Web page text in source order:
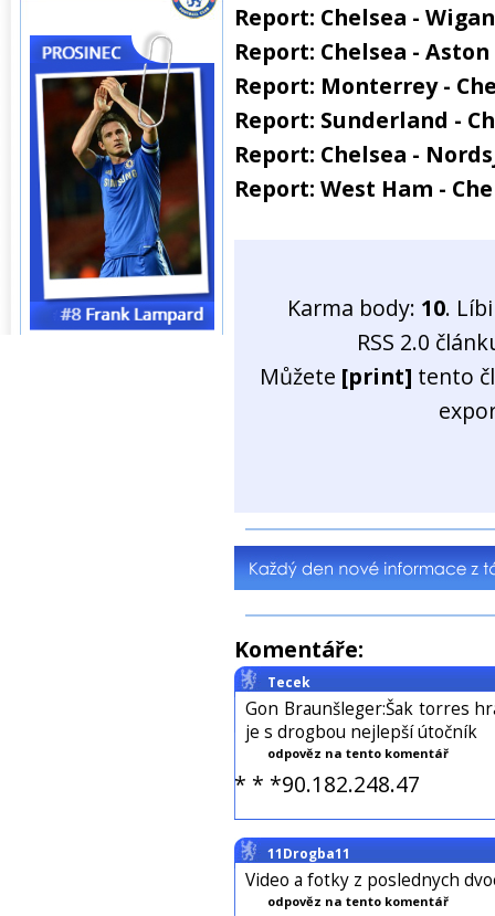
Report: Chelsea -
Report: Chelsea -
Report: Monterrey -
Report: Sunderland -
Report: Chelsea -
Report: West Ham -
Karma body: 10.
RSS 2.0
Můžete [print] tento
Komentáře:
Tecek
Gon Braunšleger:Šak torres
je s drogbou nejlepší útočník
odpověz na tento komentář
* * *90.182.248.47
11Drogba11
Video a fotky z poslednych
odpověz na tento komentář